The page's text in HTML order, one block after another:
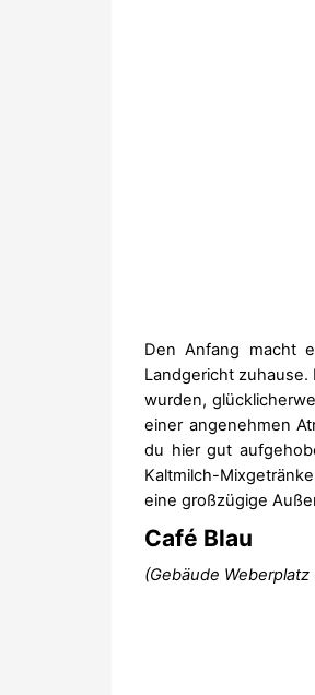
Den Anfang macht
Landgericht
wurden,
einer angenehmen
du hier gut
Kaltmilch-
eine großzügige
Café Blau
(Gebäude